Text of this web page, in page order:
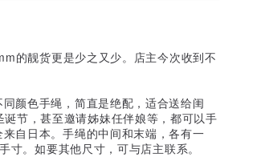
的靓货更是少之又少。店主今次收到不
颜色手绳，简直是绝配，适合送给闺
节，甚至邀请姊妹任伴娘等，都可以手
自日本。手绳的中间和末端，各有一
。如要其他尺寸，可与店主联系。